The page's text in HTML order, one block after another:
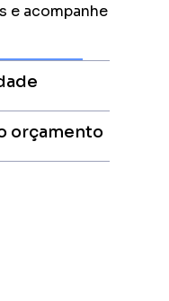
orçados.
orçamento